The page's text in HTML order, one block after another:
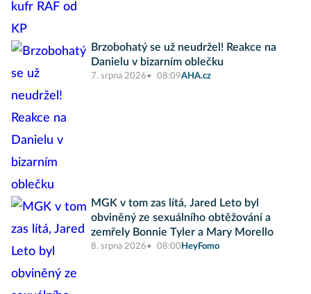
Brzobohatý se už neudržel! Reakce na
Danielu v bizarním oblečku
7. srpna 2026 08:09AHA.cz
MGK v tom zas lítá, Jared Leto byl
obviněný ze sexuálního obtěžování a
zemřely Bonnie Tyler a Mary Morello
8. srpna 2026 08:00 HeyFomo